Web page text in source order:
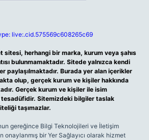
live:.cid.575569c608265c69
sitesi, herhangi bir marka, kurum veya şahıs
bulunmamaktadır. Sitede yalnızca kendi
paylaşılmaktadır. Burada yer alan içerikler
olup, gerçek kurum ve kişiler hakkında
Gerçek kurum ve kişiler ile isim
Sitemizdeki bilgiler taslak
taşımazlar.
gereğince Bilgi Teknolojileri ve İletişim
onaylanmış bir Yer Sağlayıcı olarak hizmet